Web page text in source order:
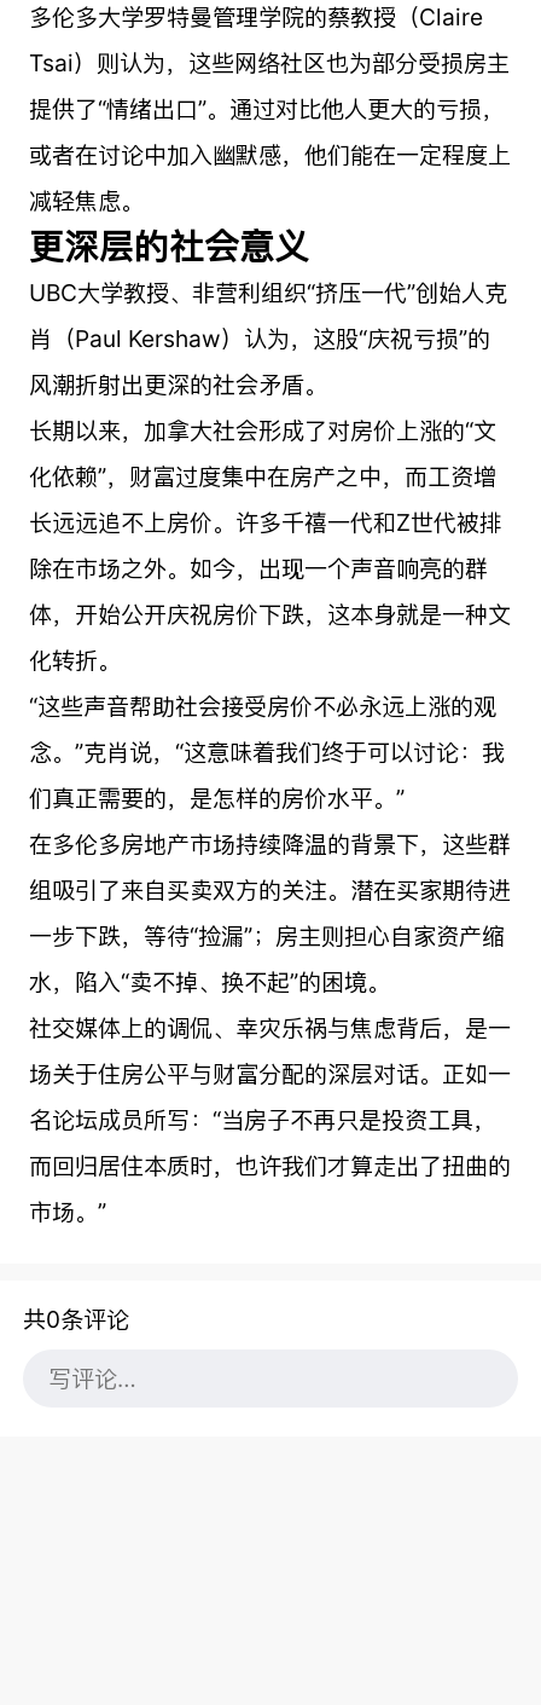
多伦多大学罗特曼管理学院的蔡教授（Claire
Tsai）则认为，这些网络社区也为部分受损房主
提供了“情绪出口”。通过对比他人更大的亏损，
或者在讨论中加入幽默感，他们能在一定程度上
减轻焦虑。
更深层的社会意义
UBC大学教授、非营利组织“挤压一代”创始人克
肖（Paul Kershaw）认为，这股“庆祝亏损”的
风潮折射出更深的社会矛盾。
长期以来，加拿大社会形成了对房价上涨的“文
化依赖”，财富过度集中在房产之中，而工资增
长远远追不上房价。许多千禧一代和Z世代被排
除在市场之外。如今，出现一个声音响亮的群
体，开始公开庆祝房价下跌，这本身就是一种文
化转折。
“这些声音帮助社会接受房价不必永远上涨的观
念。”克肖说，“这意味着我们终于可以讨论：我
们真正需要的，是怎样的房价水平。”
在多伦多房地产市场持续降温的背景下，这些群
组吸引了来自买卖双方的关注。潜在买家期待进
一步下跌，等待“捡漏”；房主则担心自家资产缩
水，陷入“卖不掉、换不起”的困境。
社交媒体上的调侃、幸灾乐祸与焦虑背后，是一
场关于住房公平与财富分配的深层对话。正如一
名论坛成员所写：“当房子不再只是投资工具，
而回归居住本质时，也许我们才算走出了扭曲的
市场。”
共0条评论